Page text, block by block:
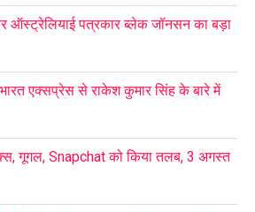
ऑस्ट्रेलियाई पत्रकार ब्लेक जॉनसन का बड़ा
एक्सप्रेस से राकेश कुमार सिंह के बारे में
गूगल, Snapchat को किया तलब, 3 अगस्त